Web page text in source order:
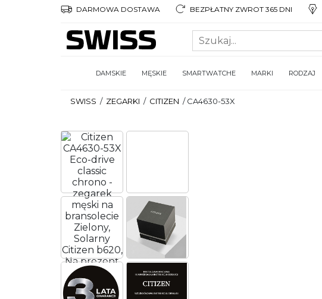
DARMOWA DOSTAWA BEZPŁATNY ZWROT 365 DNI
DAMSKIE MĘSKIE SMARTWATCHE MARKI RODZAJ
SWISS / ZEGARKI / CITIZEN /CA4630-53X